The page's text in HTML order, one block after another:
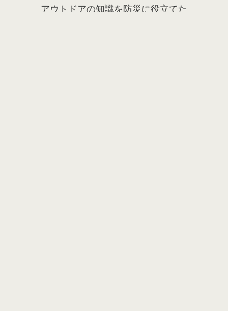
アウトドアの知識を防災に役立てた